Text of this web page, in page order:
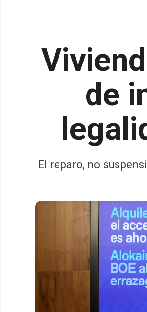
de
El reparo, no